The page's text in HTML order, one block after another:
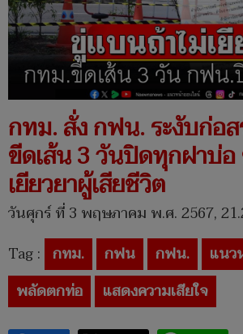
กทม. สั่ง กฟน. ระงับก่อ
ขีดเส้น 3 วันปิดทุกฝาบ่
เยียวยาผู้เสียชีวิต
วันศุกร์ ที่ 3 พฤษภาคม พ.ศ. 2567,
Tag : กทม. กฟน กฟน.
แนว
พลัดตกท่อ
แสดงความเสียใจ